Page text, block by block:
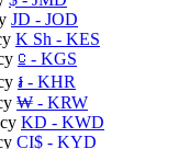
JD - JOD
K Sh - KES
⃀ - KGS
៛ - KHR
₩ - KRW
KD - KWD
CI$ - KYD